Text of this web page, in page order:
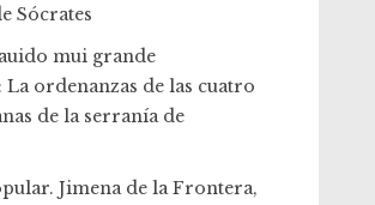
Sócrates
mui grande
La ordenanzas de las cuatro
de la serranía de
Jimena de la Frontera,